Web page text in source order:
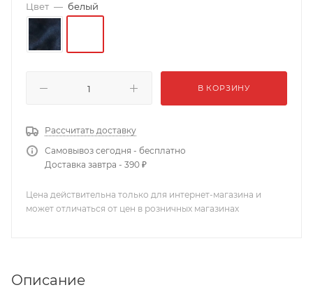
Цвет — белый
В КОРЗИНУ
Рассчитать доставку
Самовывоз сегодня - бесплатно
Доставка завтра - 390 ₽
Цена действительна только для интернет-магазина и
может отличаться от цен в розничных магазинах
Описание